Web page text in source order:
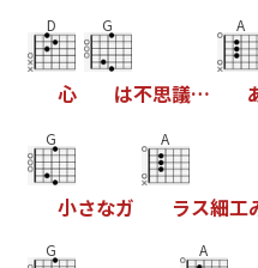
D
心
G
は不思議…
A
G
小さなガ
A
ラス細工
G A